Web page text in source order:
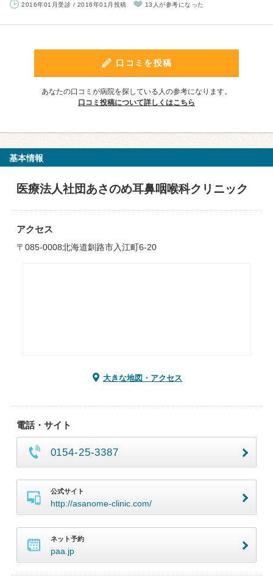
2016年01月受診 / 2016年01月投稿 13人が参考になった
口コミを投稿
あなたの口コミが病院を探している人の参考になります。
口コミ投稿について詳しくはこちら
基本情報
医療法人社団あさのめ耳鼻咽喉科クリニック
アクセス
〒085-0008北海道釧路市入江町6-20
大きな地図・アクセス
電話・サイト
0154-25-3387
公式サイト
http://asanome-clinic.com/
ネット予約
paa.jp